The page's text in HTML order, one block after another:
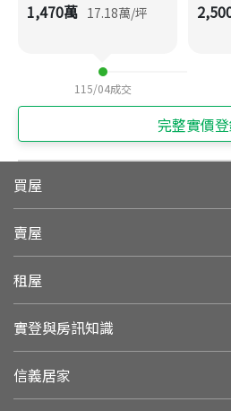
1,470萬 17.18萬/坪
115/04成交
完整實價
買屋
賣屋
租屋
實登與房訊知識
信義居家